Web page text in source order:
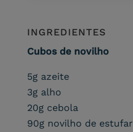
INGREDIENTES
Cubos de novilho
5g azeite
3g alho
20g cebola
90g novilho de estufar